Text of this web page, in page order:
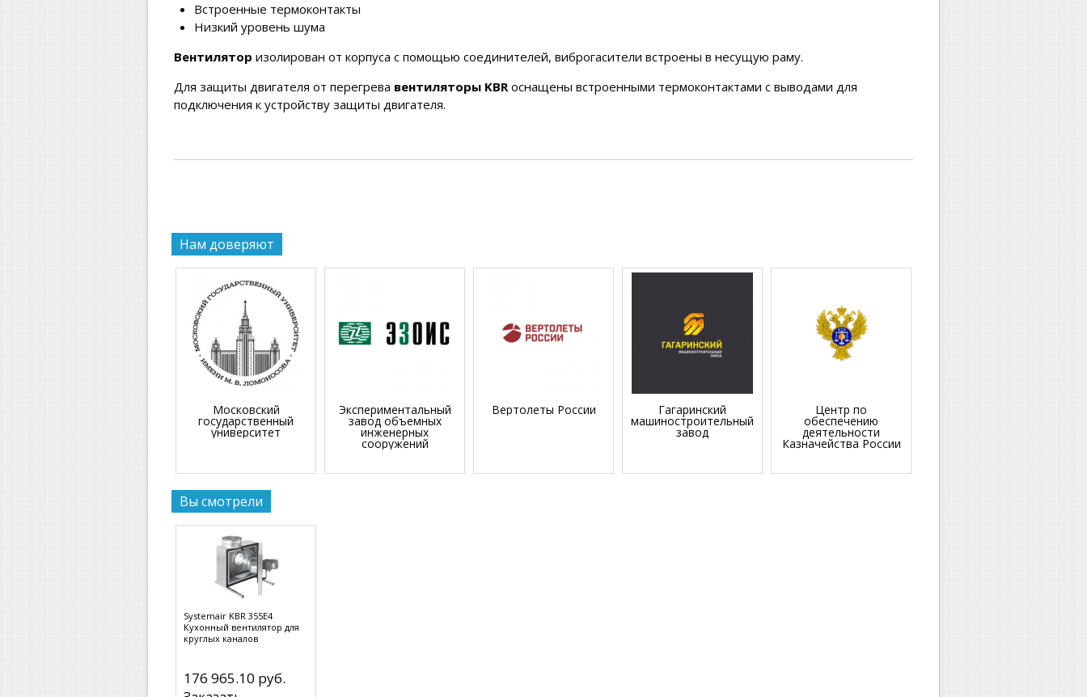
Встроенные термоконтакты
Низкий уровень шума
Вентилятор изолирован от корпуса с помощью соединителей, виброгасители встроены в несущую раму.
Для защиты двигателя от перегрева вентиляторы KBRоснащены встроенными термоконтактами с выводами для
подключения к устройству защиты двигателя.
Нам доверяют
Московский
государственный
университет
Экспериментальный
завод объемных
инженерных
сооружений
Вертолеты России Гагаринский
машиностроительный
завод
Центр по
обеспечению
деятельности
Казначейства России
Вы смотрели
Systemair KBR 355E4
Кухонный вентилятор для
круглых каналов
176 965.10 руб.